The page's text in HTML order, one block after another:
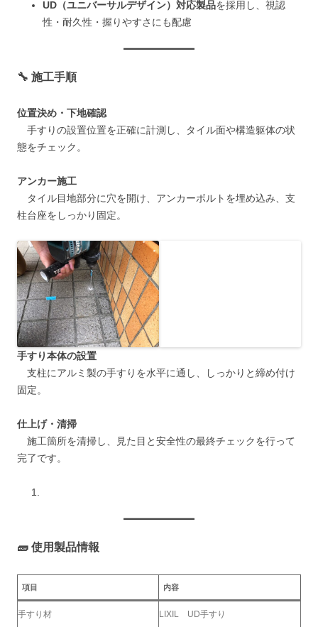
UD（ユニバーサルデザイン）対応製品を採用し、視認
性・耐久性・握りやすさにも配慮
🔧 施工手順
位置決め・下地確認
手すりの設置位置を正確に計測し、タイル面や構造躯体の状
態をチェック。
アンカー施工
タイル目地部分に穴を開け、アンカーボルトを埋め込み、支
柱台座をしっかり固定。
手すり本体の設置
支柱にアルミ製の手すりを水平に通し、しっかりと締め付け
固定。
仕上げ・清掃
施工箇所を清掃し、見た目と安全性の最終チェックを行って
完了です。
🧱 使用製品情報
項目 内容
手すり材 LIXIL UD手すり